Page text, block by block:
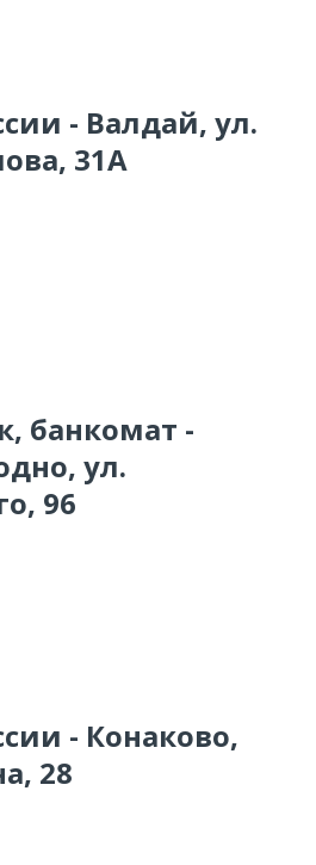
- Валдай, ул.
31А
банкомат -
ул.
96
- Конаково,
28